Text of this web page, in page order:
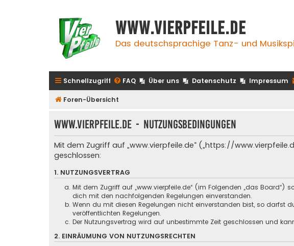
www.vierpfeile.de
Das deutschsprachige Tanz- und
Schnellzugriff FAQ Über uns Datenschutz Impressum
Foren-Übersicht
www.vierpfeile.de - Nutzungsbedingungen
Mit dem Zugriff auf „www.vierpfeile.de“ („https://
geschlossen:
1. NUTZUNGSVERTRAG
Mit dem Zugriff auf „www.vierpfeile.de“ (im Folgenden „das
dich mit den nachfolgenden Regelungen einverstanden.
Wenn du mit diesen Regelungen nicht einverstanden bist, so darfst
veröffentlichten Regelungen.
Der Nutzungsvertrag wird auf unbestimmte Zeit geschlossen und
2. EINRÄUMUNG VON NUTZUNGSRECHTEN